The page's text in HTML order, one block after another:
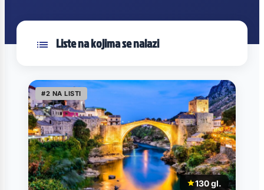
Liste na kojima se nalazi
#2 NA LISTI
130 gl.